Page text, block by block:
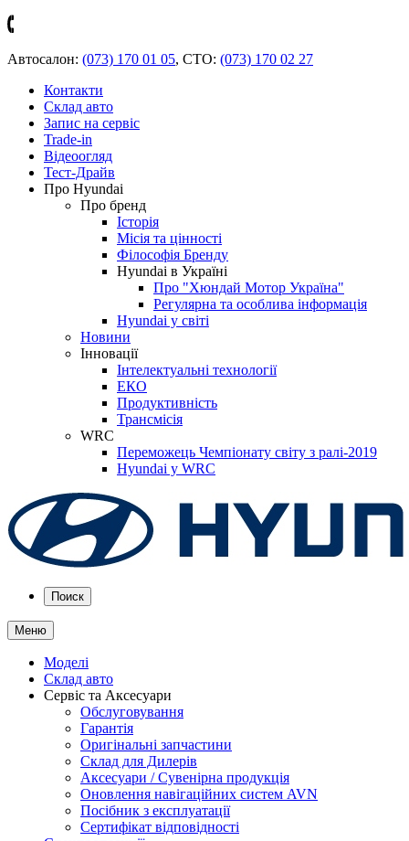
Автосалон: (073) 170 01 05, СТО: (073) 170 02 27
Контакти
Склад авто
Запис на сервіс
Trade-in
Відеоогляд
Тест-Драйв
Про Hyundai
Про бренд
Історія
Місія та цінності
Філософія Бренду
Hyundai в Україні
Про "Хюндай Мотор Україна"
Регулярна та особлива інформація
Hyundai у світі
Новини
Інновації
Інтелектуальні технології
ЕКО
Продуктивність
Трансмісія
WRC
Переможець Чемпіонату світу з ралі-2019
Hyundai у WRC
Поиск
Меню
Моделі
Склад авто
Сервіс та Аксесуари
Обслуговування
Гарантія
Оригінальні запчастини
Склад для Дилерів
Аксесуари / Сувенірна продукція
Оновлення навігаційних систем AVN
Посібник з експлуатації
Сертифікат відповідності